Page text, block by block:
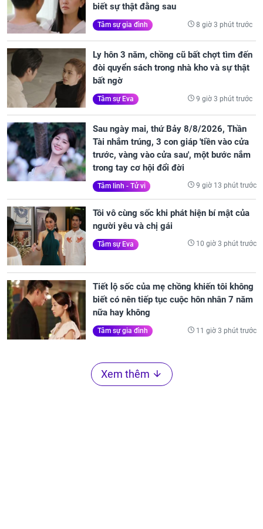
biết sự thật đằng sau
Tâm sự gia đình 8 giờ 3 phút trước
Ly hôn 3 năm, chồng cũ bất chợt tìm đến
đòi quyển sách trong nhà kho và sự thật
bất ngờ
Tâm sự Eva 9 giờ 3 phút trước
Sau ngày mai, thứ Bảy 8/8/2026, Thần
Tài nhắm trúng, 3 con giáp 'tiền vào cửa
trước, vàng vào cửa sau', một bước nắm
trong tay cơ hội đổi đời
Tâm linh - Tử vi 9 giờ 13 phút trước
Tôi vô cùng sốc khi phát hiện bí mật của
người yêu và chị gái
Tâm sự Eva 10 giờ 3 phút trước
Tiết lộ sốc của mẹ chồng khiến tôi không
biết có nên tiếp tục cuộc hôn nhân 7 năm
nữa hay không
Tâm sự gia đình 11 giờ 3 phút trước
Xem thêm